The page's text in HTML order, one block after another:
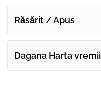
Răsărit / Apus
Dagana Harta vremii